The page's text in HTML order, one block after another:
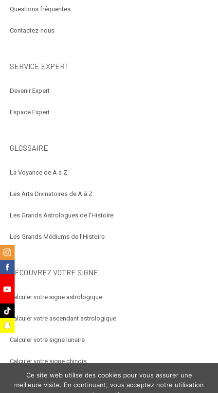
Questions fréquentes
Contactez-nous
SERVICE EXPERT
Devenir Expert
Espace Expert
GLOSSAIRE
La Voyance de A à Z
Les Arts Divinatoires de A à Z
Les Grands Astrologues de l’Histoire
Les Grands Médiums de l’Histoire
DÉCOUVREZ VOTRE SIGNE
Calculer votre signe astrologique
Calculer votre ascendant astrologique
Calculer votre signe lunaire
Calculer votre signe chinois
Calculer votre signe arabe
Ce site web utilise des cookies pour vous assurer une
meilleure visite. En continuant, vous acceptez notre utilisation